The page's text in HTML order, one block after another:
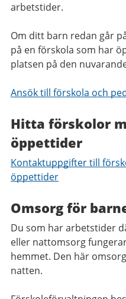
arbetstider.
Om ditt barn redan går
på en förskola som har
platsen på den
Ansök till förskola och
Hitta förskolor
öppettider
Kontaktuppgifter till
öppettider
Omsorg för
Du som har arbetstider
eller nattomsorg
hemmet. Den här
natten.